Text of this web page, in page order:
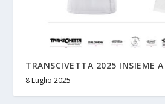
TRANSCIVETTA 2025 INSIEME
8 Luglio 2025